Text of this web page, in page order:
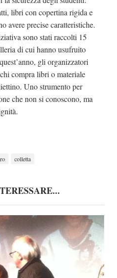
libri con copertina rigida e
avere precise caratteristiche.
sono stati raccolti 15
di cui hanno usufruito
gli organizzatori
compra libri o materiale
Uno strumento per
che non si conoscono, ma
colletta